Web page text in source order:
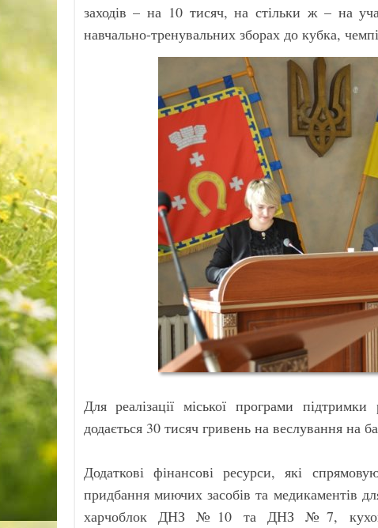
заходів – на 10 тисяч, на стільки ж – на
навчально-тренувальних зборах до кубка,
Для реалізації міської програми
додається 30 тисяч гривень на веслування на
Додаткові фінансові ресурси, які
придбання миючих засобів та медикаментів
харчоблок ДНЗ №10 та ДНЗ №7,